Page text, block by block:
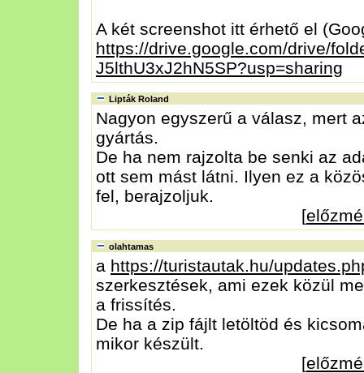
A két screenshot itt érhető el
https://drive.google.com/drive/
J5lthU3xJ2hN5SP?usp=sharing
Lipták Roland
Nagyon egyszerű a válasz, mert
gyártás.
De ha nem rajzolta be senki az
ott sem mást látni. Ilyen ez a
fel, berajzoljuk.
[
olahtamas
a https://turistautak.hu/
szerkesztések, ami ezek közül
a frissítés.
De ha a zip fájlt letöltöd és
mikor készült.
[